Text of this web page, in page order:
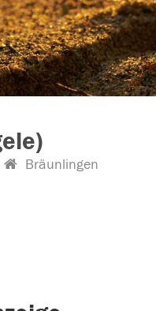
Bräunlingen